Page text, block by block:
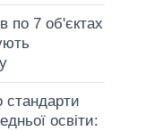
по 7 об'єктах
освіти: